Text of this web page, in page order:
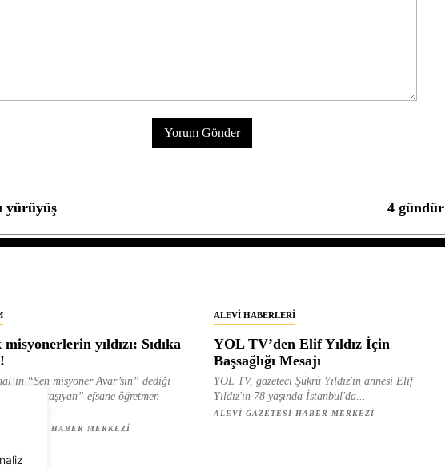
yürüyüş 4
yıldızı: Sıdıka
“Sen misyoner Avar’sın” dediği
ışık taşıyan” efsane öğretmen
GAZETESI HABER MERKEZI
ALEVI HABERLERI
YOL TV’den Elif Yıldız İçin
Başsağlığı Mesajı
YOL TV, gazeteci Şükrü Yıldız'ın annesi Elif
Yıldız'ın 78 yaşında İstanbul'da...
ALEVI GAZETESI HABER MERKEZI